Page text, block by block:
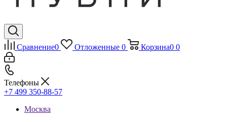
Сравнение0 Отложенные 0 Корзина0 0
Телефоны
+7 499 350-88-57
Москва